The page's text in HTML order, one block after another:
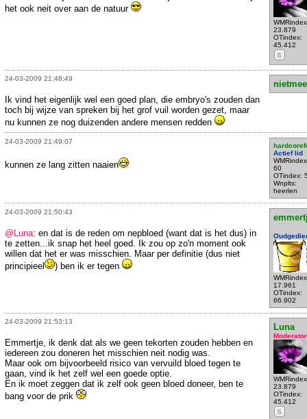
23.879
OTindex:
45.412
S
het ook neit over aan de natuur
24-03-2009 21:48:49
Ik vind het eigenlijk wel een goed plan, die embryo's zouden dan
toch bij wijze van spreken bij het grof vuil worden gezet, maar
nu kunnen ze nog duizenden andere mensen redden
24-03-2009 21:49:07
Actief lid
60
OTindex:
Wnplts:
heerlen
kunnen ze lang zitten naaien
24-03-2009 21:50:43
17.961
OTindex:
66.902
@Luna: en dat is de reden om nepbloed (want dat is het dus) in
te zetten...ik snap het heel goed. Ik zou op zo'n moment ook
willen dat het er was misschien. Maar per definitie (dus niet
principieel
) ben ik er tegen
24-03-2009 21:53:13
Luna
Moderator
23.879
OTindex:
45.412
S
Emmertje, ik denk dat als we geen tekorten zouden hebben en
iedereen zou doneren het misschien neit nodig was.
Maar ook om bijvoorbeeld risico van vervuild bloed tegen te
gaan, vind ik het zelf wel een goede optie.
En ik moet zeggen dat ik zelf ook geen bloed doneer, ben te
bang voor de prik